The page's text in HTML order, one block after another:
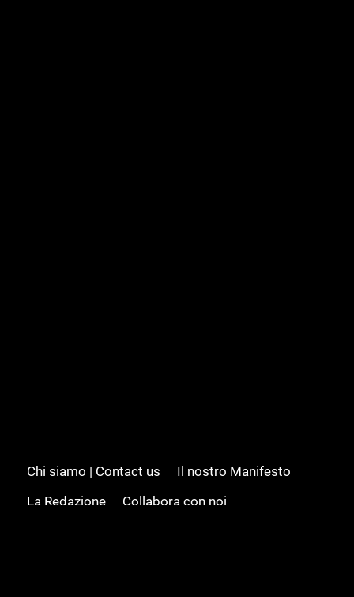
Chi siamo | Contact us
Il nostro Manifesto
La Redazione
Collabora con noi